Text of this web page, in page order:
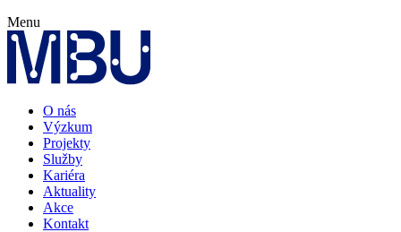
Menu
O nás
Výzkum
Projekty
Služby
Kariéra
Aktuality
Akce
Kontakt